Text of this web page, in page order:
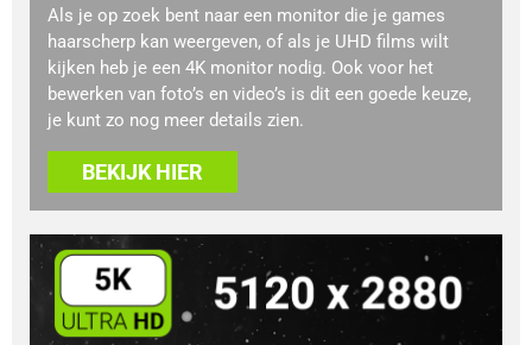
Als je op zoek bent naar een monitor die je games
haarscherp kan weergeven, of als je UHD films wilt
kijken heb je een 4K monitor nodig. Ook voor het
bewerken van foto’s en video’s is dit een goede keuze,
je kunt zo nog meer details zien.
BEKIJK HIER